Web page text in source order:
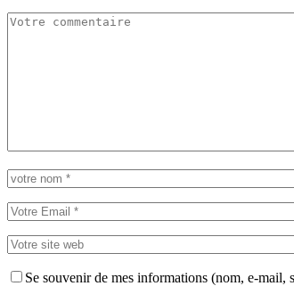
Se souvenir de mes informations (nom, e-mail,